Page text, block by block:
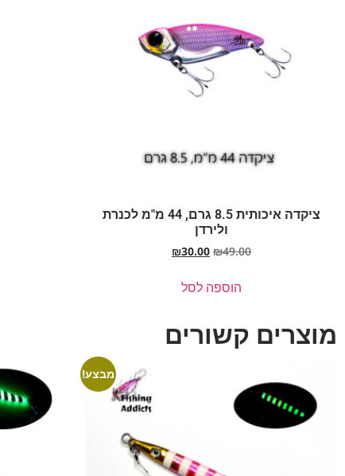
ציקדה איכותית 8.5 גרם, 44 מ"מ לכנרת
ולירדן
₪49.00
₪30.00
הוספה לסל
מוצרים קשורים
מבצע!